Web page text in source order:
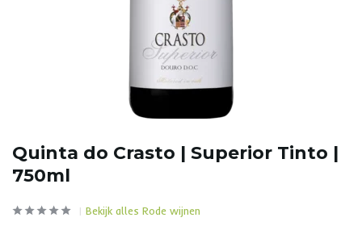
Quinta do Crasto | Superior Tinto |
750ml
Bekijk alles Rode wijnen